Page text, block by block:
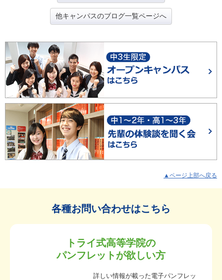
他キャンパスのブログ一覧ページへ
▲ページ上部へ戻る
各種お問い合わせはこちら
トライ式高等学院の
パンフレットが欲しい方
詳しい情報が載った電子パンフレッ